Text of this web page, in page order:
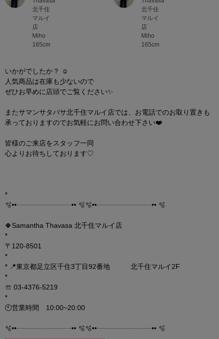
北千住
マルイ
店
Miho
165cm
北千住
マルイ
店
Miho
165cm
いかがでしたか？️ ☺️
人気商品は在庫も少ないので
ぜひお早めに店頭でご覧ください✨
またサマンサタバサ北千住マルイ店では、お電話でのお取り置きも
承っておりますのでお気軽にお問い合わせ下さい❤️
皆様のご来店をスタッフ一同
心よりお待ちしております♡
*
🫧••┈┈┈┈┈┈┈┈•• 🫧🫧••┈┈┈┈┈┈┈┈•• 🫧
🍀Samantha Thavasa 北千住マルイ店
*
〒120-8501
*
* 📍東京都足立区千住3丁目92番地 北千住マルイ2F
*
☏ 03-4376-5219
*
🕙営業時間 10:00~20:00
🫧••┈┈┈┈┈┈┈┈•• 🫧🫧••┈┈┈┈┈┈┈┈•• 🫧